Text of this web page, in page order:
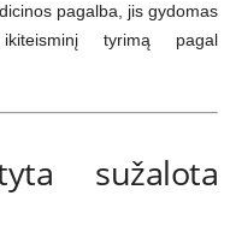
pagalba, jis gydomas
tyrimą pagal
sužalota